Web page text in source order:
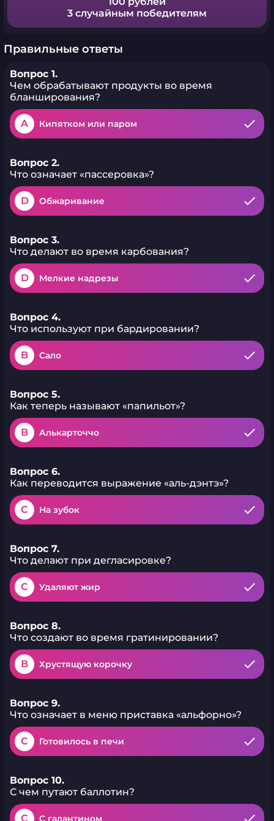
3 случайным победителям
Правильные ответы
Вопрос 1.
Чем обрабатывают продукты во время
бланширования?
A Кипятком или паром
Вопрос 2.
Что означает «пассеровка»?
D Обжаривание
Вопрос 3.
Что делают во время карбования?
D Мелкие надрезы
Вопрос 4.
Что используют при бардировании?
B Сало
Вопрос 5.
Как теперь называют «папильот»?
B Алькарточчо
Вопрос 6.
Как переводится выражение «аль-дэнтэ»?
C На зубок
Вопрос 7.
Что делают при дегласировке?
C Удаляют жир
Вопрос 8.
Что создают во время гратинировании?
B Хрустящую корочку
Вопрос 9.
Что означает в меню приставка «альфорно»?
C Готовилось в печи
Вопрос 10.
С чем путают баллотин?
C С галантином